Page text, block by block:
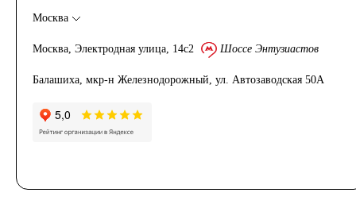
Москва
Москва, Электродная улица, 14с2 Шоссе Энтузиастов
Балашиха, мкр-н Железнодорожный, ул. Автозаводская 50А